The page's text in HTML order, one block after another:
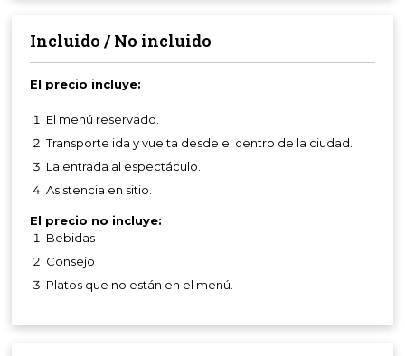
Incluido / No incluido
El precio incluye:
El menú reservado.
Transporte ida y vuelta desde el centro de la ciudad.
La entrada al espectáculo.
Asistencia en sitio.
El precio no incluye:
Bebidas
Consejo
Platos que no están en el menú.